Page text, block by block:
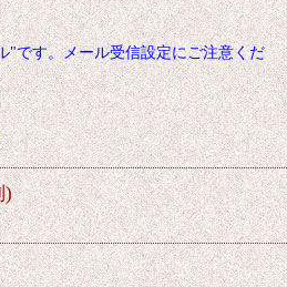
"です。メール受信設定にご注意くだ
)